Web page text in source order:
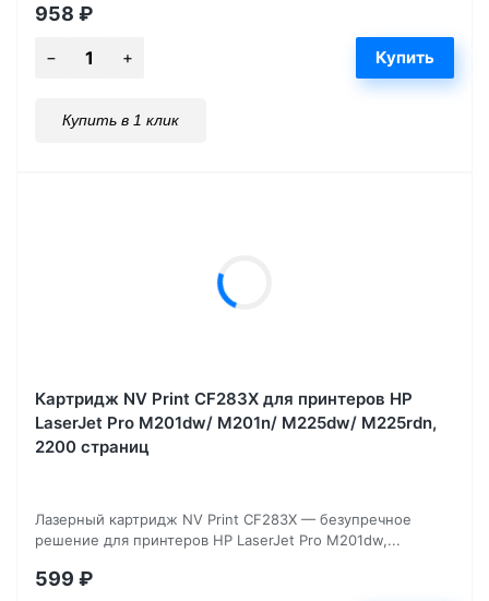
958 ₽
Купить в 1 клик
Картридж NV Print CF283X для принтеров HP
LaserJet Pro M201dw/ M201n/ M225dw/ M225rdn,
2200 страниц
Лазерный картридж NV Print CF283X — безупречное
решение для принтеров HP LaserJet Pro M201dw,...
599 ₽